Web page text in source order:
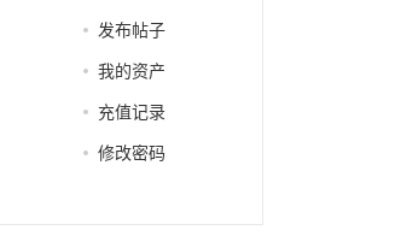
发布帖子
我的资产
充值记录
修改密码